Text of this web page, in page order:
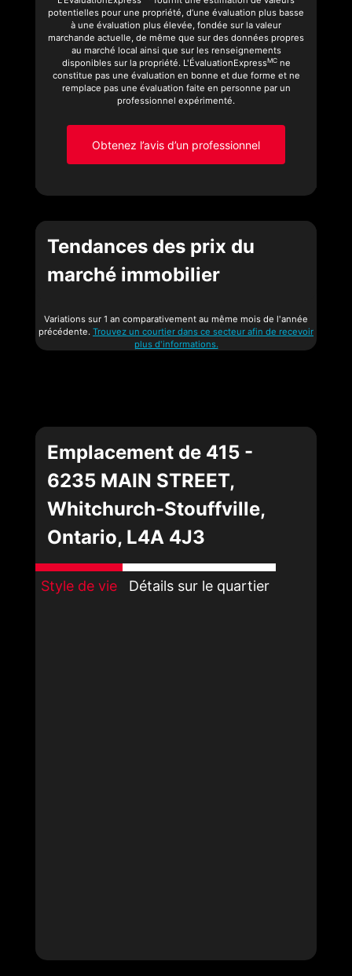
potentielles pour une propriété, d’une évaluation plus basse
à une évaluation plus élevée, fondée sur la valeur
marchande actuelle, de même que sur des données propres
au marché local ainsi que sur les renseignements
disponibles sur la propriété. L'ÉvaluationExpressMCne
constitue pas une évaluation en bonne et due forme et ne
remplace pas une évaluation faite en personne par un
professionnel expérimenté.
Obtenez l’avis d’un professionnel
Tendances des prix du
marché immobilier
Variations sur 1 an comparativement au même mois de l'année
précédente. Trouvez un courtier dans ce secteur afin de recevoir
plus d'informations.
Emplacement de 415 -
6235 MAIN STREET,
Whitchurch-Stouffville,
Ontario, L4A 4J3
Style de vie Détails sur le quartier